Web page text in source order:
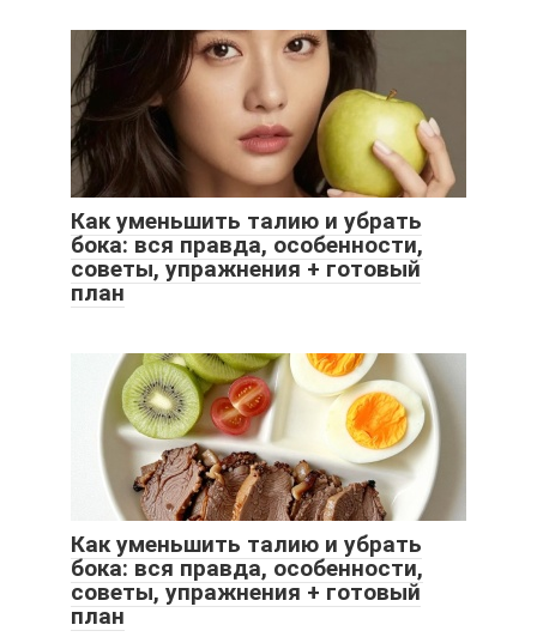
Как уменьшить талию и убрать
бока: вся правда, особенности,
советы, упражнения + готовый
план
Как уменьшить талию и убрать
бока: вся правда, особенности,
советы, упражнения + готовый
план